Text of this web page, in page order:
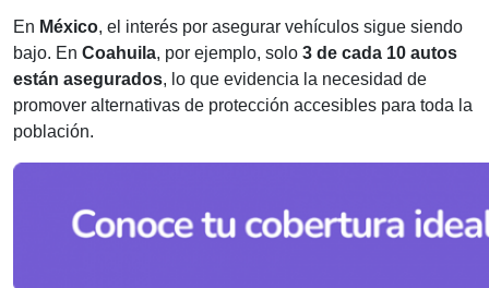
En México, el interés por asegurar vehículos sigue siendo
bajo. En Coahuila, por ejemplo, solo 3 de cada 10 autos
están asegurados, lo que evidencia la necesidad de
promover alternativas de protección accesibles para toda la
población.